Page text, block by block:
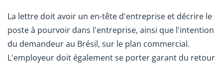
La lettre doit avoir un en-tête d'entreprise et décrire le
poste à pourvoir dans l'entreprise, ainsi que l'intention
du demandeur au Brésil, sur le plan commercial.
L'employeur doit également se porter garant du retour